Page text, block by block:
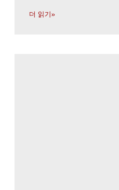
더 읽기»